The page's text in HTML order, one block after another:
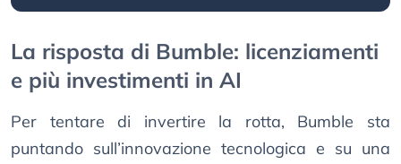
La risposta di Bumble: licenziamenti
e più investimenti in AI
Per tentare di invertire la rotta, Bumble sta
puntando sull’innovazione tecnologica e su una